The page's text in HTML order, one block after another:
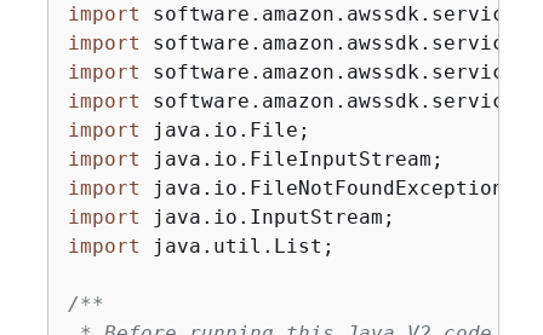
import
import
import
import
import
import
import
import
import java.util.List;
/**